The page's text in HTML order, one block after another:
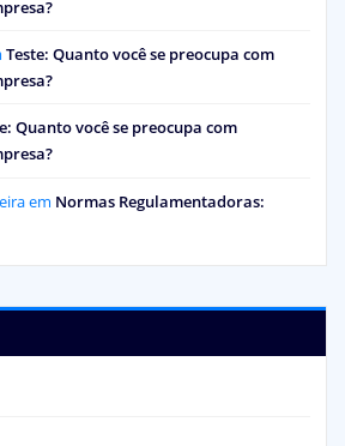
Teste: Quanto você se preocupa com
Quanto você se preocupa com
em Normas Regulamentadoras: